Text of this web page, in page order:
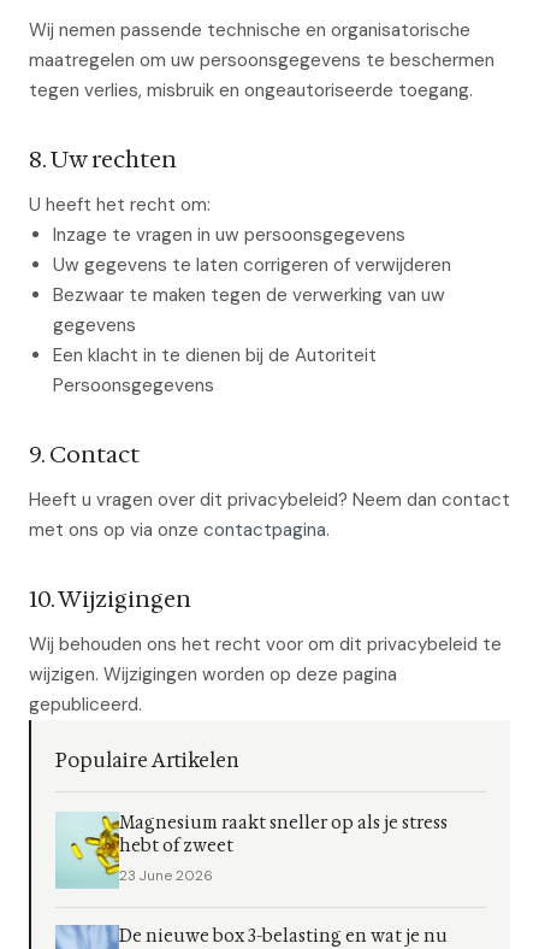
Wij nemen passende technische en organisatorische
maatregelen om uw persoonsgegevens te beschermen
tegen verlies, misbruik en ongeautoriseerde toegang.
8. Uw rechten
U heeft het recht om:
Inzage te vragen in uw persoonsgegevens
Uw gegevens te laten corrigeren of verwijderen
Bezwaar te maken tegen de verwerking van uw
gegevens
Een klacht in te dienen bij de Autoriteit
Persoonsgegevens
9. Contact
Heeft u vragen over dit privacybeleid? Neem dan contact
met ons op via onze contactpagina.
10. Wijzigingen
Wij behouden ons het recht voor om dit privacybeleid te
wijzigen. Wijzigingen worden op deze pagina
gepubliceerd.
Populaire Artikelen
Magnesium raakt sneller op als je stress
hebt of zweet
23 June 2026
De nieuwe box 3-belasting en wat je nu